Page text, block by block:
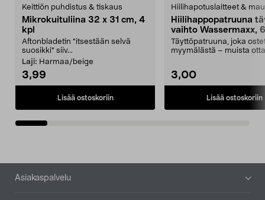
Keittiön puhdistus & tiskaus
Mikrokuituliina 32 x 31 cm, 4
kpl
Aftonbladetin "itsestään selvä
suosikki" siiv...
Laji: Harmaa/beige
3,99
Lisää ostoskoriin
Hiilihapotuslaitteet &
Hiilihappopatruuna
vaihto Wassermaxx,
Täyttöpatruuna, joka
myymälästä – muista
3,00
Lisää ostoskoriin
Alatunniste
Asiakaspalvelu